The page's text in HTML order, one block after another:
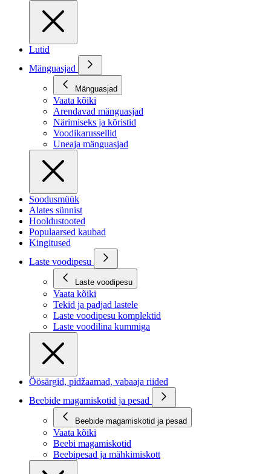
Lutid
Mänguasjad
Mänguasjad
Vaata kõiki
Arendavad mänguasjad
Närimiseks ja kõristid
Voodikarussellid
Uneaja mänguasjad
Soodusmüük
Alates sünnist
Hooldustooted
Populaarsed kaubad
Kingitused
Laste voodipesu
Laste voodipesu
Vaata kõiki
Tekid ja padjad lastele
Laste voodipesu komplektid
Laste voodilina kummiga
Öösärgid, pidžaamad, vabaaja riided
Beebide magamiskotid ja pesad
Beebide magamiskotid ja pesad
Vaata kõiki
Beebi magamiskotid
Beebipesad ja mähkimiskott